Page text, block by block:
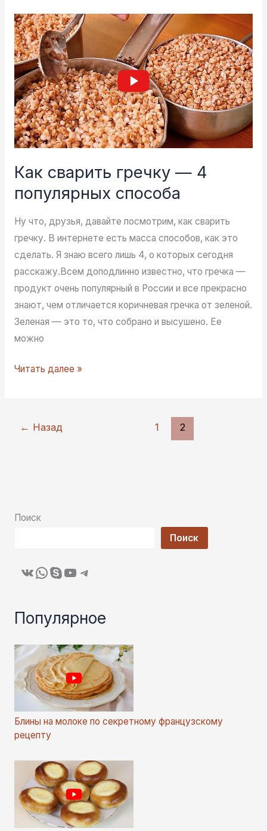
свинины
приготовленный
с
любовью
Как сварить гречку — 4
популярных способа
Ну что, друзья, давайте посмотрим, как сварить
гречку. В интернете есть масса способов, как это
сделать. Я знаю всего лишь 4, о которых сегодня
расскажу.Всем доподлинно известно, что гречка —
продукт очень популярный в России и все прекрасно
знают, чем отличается коричневая гречка от зеленой.
Зеленая — это то, что собрано и высушено. Ее
можно
Как
Читать далее »
← Назад 1 2
Поиск
Поиск
ВКонтакте WhatsApp Skype YouTube Telegram
Популярное
Блины на молоке по секретному французскому
рецепту